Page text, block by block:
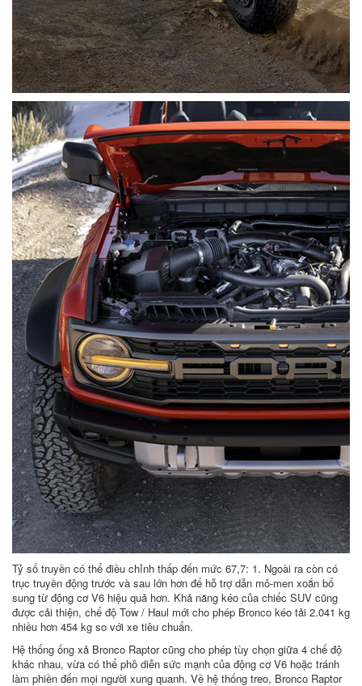
Tỷ số truyền có thể điều chỉnh thấp đến mức 67,7: 1. Ngoài ra còn có
trục truyền động trước và sau lớn hơn để hỗ trợ dẫn mô-men xoắn bổ
sung từ động cơ V6 hiệu quả hơn. Khả năng kéo của chiếc SUV cũng
được cải thiện, chế độ Tow / Haul mới cho phép Bronco kéo tải 2.041 kg
nhiều hơn 454 kg so với xe tiêu chuẩn.
Hệ thống ống xả Bronco Raptor cũng cho phép tùy chọn giữa 4 chế độ
khác nhau, vừa có thể phô diễn sức mạnh của động cơ V6 hoặc tránh
làm phiền đến mọi người xung quanh. Về hệ thống treo, Bronco Raptor